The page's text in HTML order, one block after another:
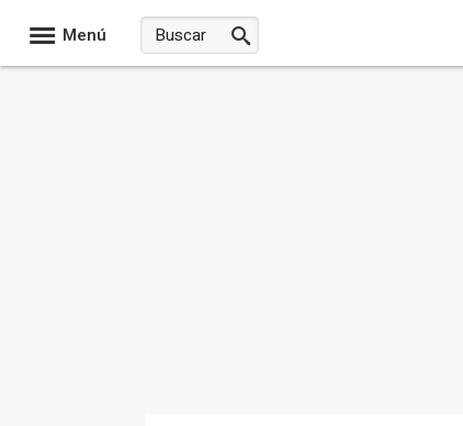
Menú